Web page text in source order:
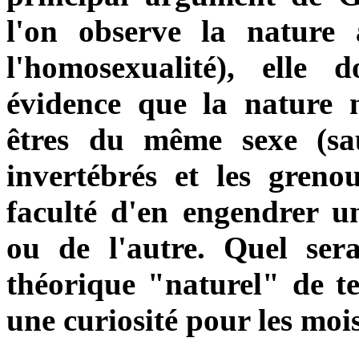
l'on observe la nature
l'homosexualité), elle
évidence que la nature
êtres du même sexe
invertébrés et les
faculté d'en engendrer
ou de l'autre. Quel
théorique "naturel" de
une curiosité pour les